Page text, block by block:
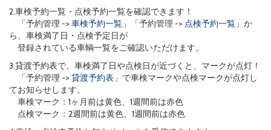
2.車検予約一覧・点検予約一覧を確認できます！
「予約管理 -> 車検予約一覧 」「予約管理 -> 点検予約一覧 」か
ら、車検満了日・点検予定日が
登録されている車輌一覧をご確認いただけます。
3.貸渡予約表で、車検満了日や点検日が近づくと、マークが点灯！
「予約管理 -> 貸渡予約表 」で車検マークや点検マークが点灯し
てお知らせします。
車検マーク：1ヶ月前は黄色、1週間前は赤色
点検マーク：2週間前は黄色、1週間前は赤色